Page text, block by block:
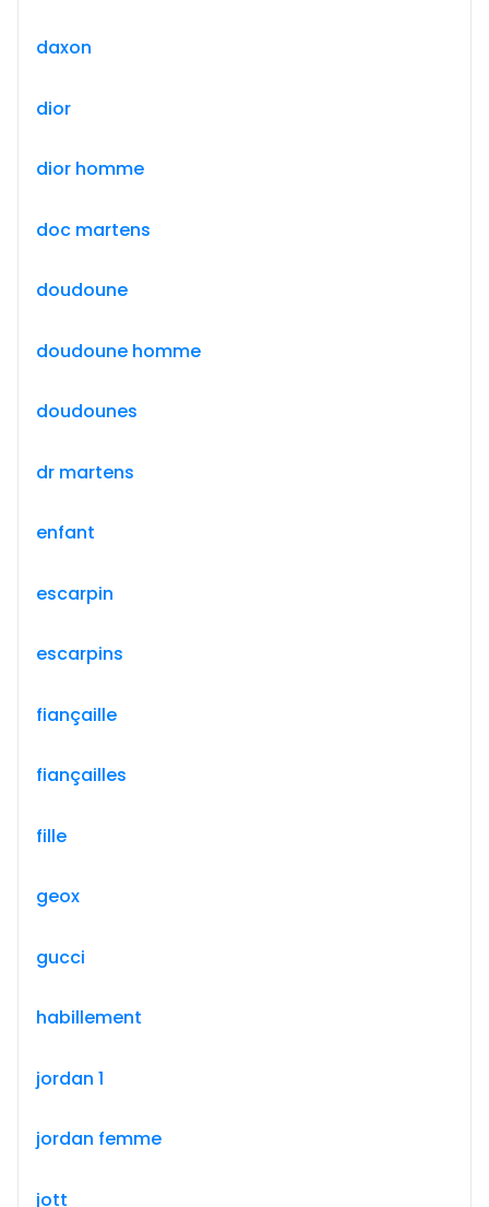
daxon
dior
dior homme
doc martens
doudoune
doudoune homme
doudounes
dr martens
enfant
escarpin
escarpins
fiançaille
fiançailles
fille
geox
gucci
habillement
jordan 1
jordan femme
jott